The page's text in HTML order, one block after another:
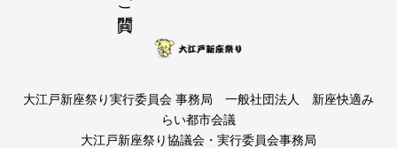
大江戸新座祭り実行委員会 事務局 一般社団法人 新座快適み
らい都市会議
大江戸新座祭り協議会・実行委員会事務局